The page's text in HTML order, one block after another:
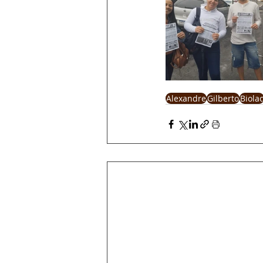
AlexandreGilbertoBiolac